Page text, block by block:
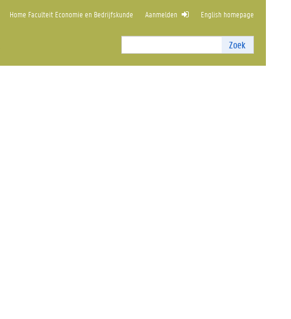
Zoek
Zoek
Home Faculteit Economie en Bedrijfskunde Aanmelden English homepage